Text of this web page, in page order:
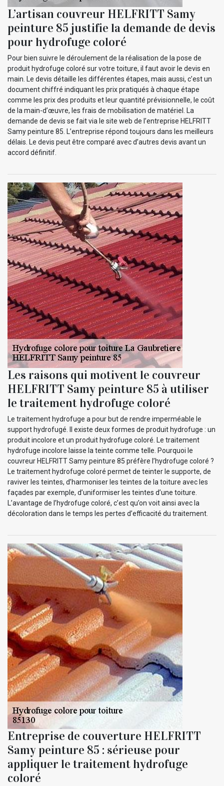
L’artisan couvreur HELFRITT Samy
peinture 85 justifie la demande de devis
pour hydrofuge coloré
Pour bien suivre le déroulement de la réalisation de la pose de
produit hydrofuge coloré sur votre toiture, il faut avoir le devis en
main. Le devis détaille les différentes étapes, mais aussi, c’est un
document chiffré indiquant les prix pratiqués à chaque étape
comme les prix des produits et leur quantité prévisionnelle, le coût
de la main-d’œuvre, les frais de mobilisation de matériel. La
demande de devis se fait via le site web de l’entreprise HELFRITT
Samy peinture 85. L’entreprise répond toujours dans les meilleurs
délais. Le devis peut être comparé avec d’autres devis avant un
accord définitif.
Les raisons qui motivent le couvreur
HELFRITT Samy peinture 85 à utiliser
le traitement hydrofuge coloré
Le traitement hydrofuge a pour but de rendre imperméable le
support hydrofugé. Il existe deux formes de produit hydrofuge : un
produit incolore et un produit hydrofuge coloré. Le traitement
hydrofuge incolore laisse la teinte comme telle. Pourquoi le
couvreur HELFRITT Samy peinture 85 préfère l’hydrofuge coloré ?
Le traitement hydrofuge coloré permet de teinter le supporte, de
raviver les teintes, d’harmoniser les teintes de la toiture avec les
façades par exemple, d’uniformiser les teintes d’une toiture.
L’avantage de l’hydrofuge coloré, c’est qu’on voit ainsi avec la
décoloration dans le temps les pertes d’efficacité du traitement.
Entreprise de couverture HELFRITT
Samy peinture 85 : sérieuse pour
appliquer le traitement hydrofuge
coloré